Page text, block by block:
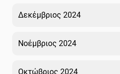
Δεκέμβριος 2024
Νοέμβριος 2024
Οκτώβριος 2024